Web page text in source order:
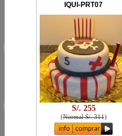
IQUI-PRT07
S/. 255
(Normal S/. 311)